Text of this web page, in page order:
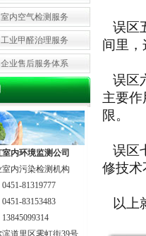
室内空气检测服务
工业甲醛治理服务
企业售后服务体系
内环境监测公司
内污染检测机构
81319777
83153483
道里区霁虹街39号
误区
间里
误区
主要
限。
误区
修技术
以上